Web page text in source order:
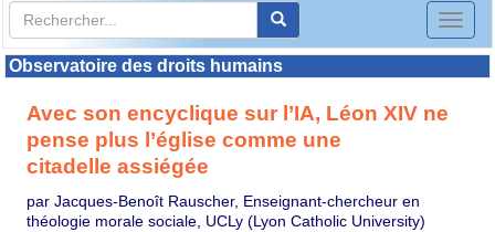
Toggle
Observatoire des droits humains
Avec son encyclique sur l’IA, Léon XIV ne
pense plus l’église comme une
citadelle assiégée
par Jacques-Benoît Rauscher, Enseignant-chercheur en
théologie morale sociale, UCLy (Lyon Catholic University)